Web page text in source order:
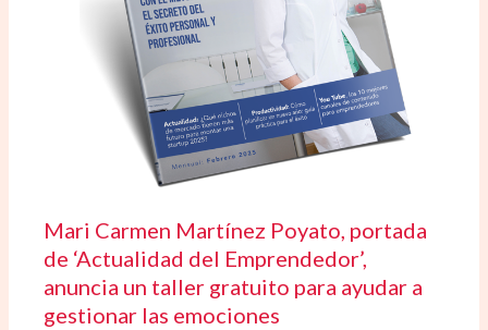
Mari Carmen Martínez Poyato, portada
de ‘Actualidad del Emprendedor’,
anuncia un taller gratuito para ayudar a
gestionar las emociones